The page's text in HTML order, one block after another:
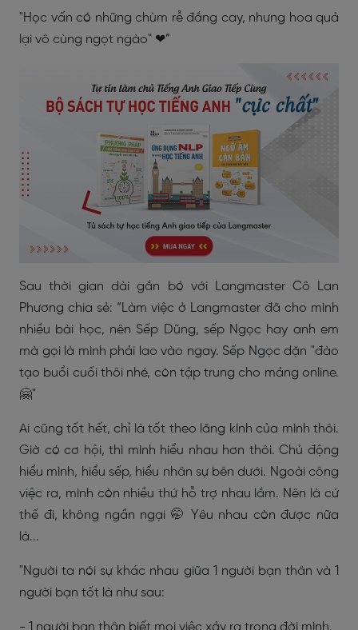
"Học vấn có những chùm rễ đắng cay, nhưng hoa quả
lại vô cùng ngọt ngào" ❤”
Sau thời gian dài gắn bó với Langmaster Cô Lan
Phương chia sẻ: “Làm việc ở Langmaster đã cho mình
nhiều bài học, nên Sếp Dũng, sếp Ngọc hay anh em
mà gọi là mình phải lao vào ngay. Sếp Ngọc dặn "đào
tạo buổi cuối thôi nhé, còn tập trung cho mảng online.
🤗"
Ai cũng tốt hết, chỉ là tốt theo lăng kính của mình thôi.
Giờ có cơ hội, thì mình hiểu nhau hơn thôi. Chủ động
hiểu mình, hiểu sếp, hiểu nhân sự bên dưới. Ngoài công
việc ra, mình còn nhiều thứ hỗ trợ nhau lắm. Nên là cứ
thế đi, không ngần ngại 🤭 Yêu nhau còn được nữa
là...
"Người ta nói sự khác nhau giữa 1 người bạn thân và 1
người bạn tốt là như sau:
- 1 người bạn thân biết mọi việc xảy ra trong đời mình.